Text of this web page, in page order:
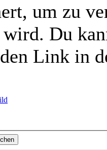
um zu
Du
Link in